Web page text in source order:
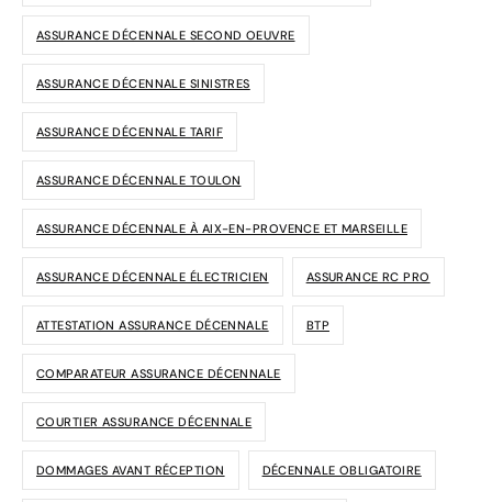
ASSURANCE DÉCENNALE SECOND OEUVRE
ASSURANCE DÉCENNALE SINISTRES
ASSURANCE DÉCENNALE TARIF
ASSURANCE DÉCENNALE TOULON
ASSURANCE DÉCENNALE À AIX-EN-PROVENCE ET MARSEILLE
ASSURANCE DÉCENNALE ÉLECTRICIEN ASSURANCE RC PRO
ATTESTATION ASSURANCE DÉCENNALE BTP
COMPARATEUR ASSURANCE DÉCENNALE
COURTIER ASSURANCE DÉCENNALE
DOMMAGES AVANT RÉCEPTION DÉCENNALE OBLIGATOIRE